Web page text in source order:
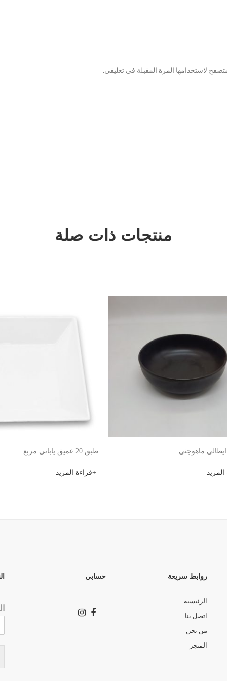
لاستخدامها المرة المقبلة في تعليقي.
منتجات ذات صلة
طبق 20 عميق ياباني مربع
قراءة المزيد
حسابي روابط سريعة
الرئيسيه
اتصل بنا
من نحن
المتجر